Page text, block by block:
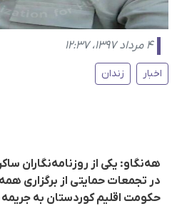
۴ مرداد ۱۳۹۷، ۱۲:۳۷
اخبار زندان
هەنگاو: یکی از روزنامەنگاران
در تجمعات حمایتی از برگزاری
حکومت اقلیم کوردستان بە